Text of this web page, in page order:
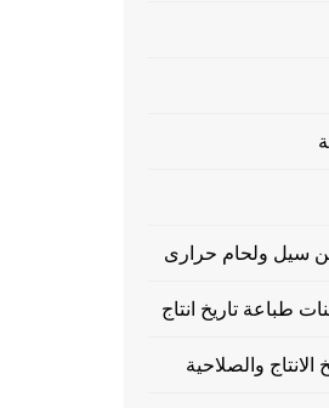
سيل ولحام حرارى
طباعة تاريخ انتاج
والصلاحية